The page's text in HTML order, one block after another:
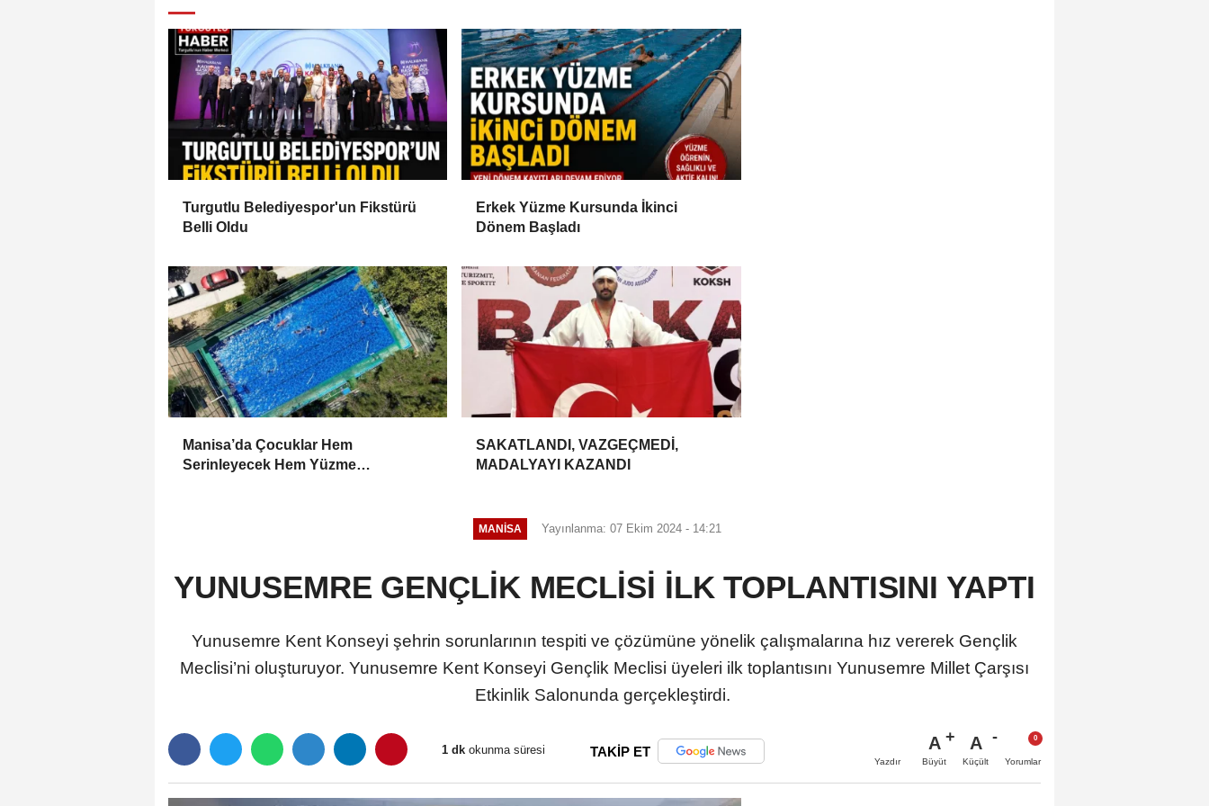
Turgutlu Belediyespor'un Fikstürü
Belli Oldu
Erkek Yüzme Kursunda İkinci
Dönem Başladı
Manisa’da Çocuklar Hem
Serinleyecek Hem Yüzme
SAKATLANDI, VAZGEÇMEDİ,
MADALYAYI KAZANDI
MANİSA Yayınlanma: 07 Ekim 2024 - 14:21
YUNUSEMRE GENÇLİK MECLİSİ İLK TOPLANTISINI YAPTI
Yunusemre Kent Konseyi şehrin sorunlarının tespiti ve çözümüne yönelik çalışmalarına hız vererek Gençlik
Meclisi’ni oluşturuyor. Yunusemre Kent Konseyi Gençlik Meclisi üyeleri ilk toplantısını Yunusemre Millet Çarşısı
Etkinlik Salonunda gerçekleştirdi.
1 dk okunma süresi TAKİP ET
Yazdır
A
Büyüt
A
Küçült Yorumlar